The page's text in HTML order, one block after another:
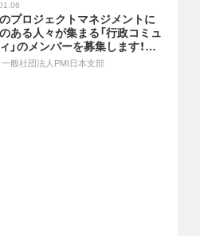
プロジェクトマネジメントに
ある人々が集まる「行政コミュ
」のメンバーを募集します！
クオフ会（Zoom）： 1/16（木）19
一般社団法人PMI日本支部